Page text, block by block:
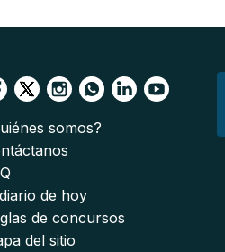
somos?
de hoy
de concursos
del sitio